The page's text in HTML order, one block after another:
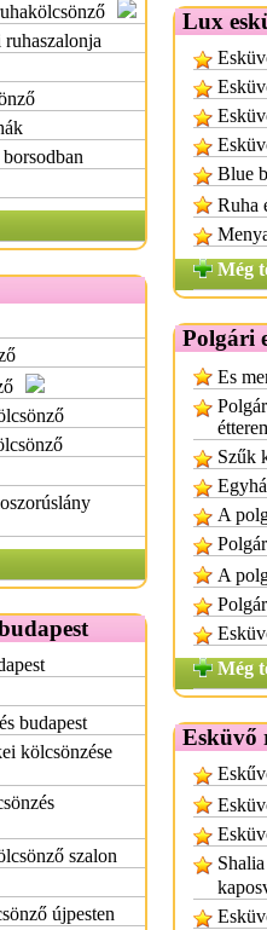
budapest
kölcsönzése
szalon
újpesten
Lux
Blue
Ruha
Még
Polgári
Es
Szűk
A
A
Még
Esküvő